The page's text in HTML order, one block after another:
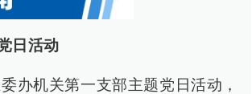
日活动
办机关第一支部主题党日活动，